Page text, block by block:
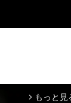
arrow_forward_ios もっと見